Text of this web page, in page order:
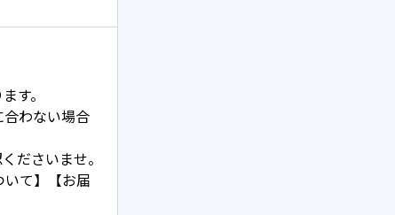
す。
わない場合
ださいませ。
て】【お届